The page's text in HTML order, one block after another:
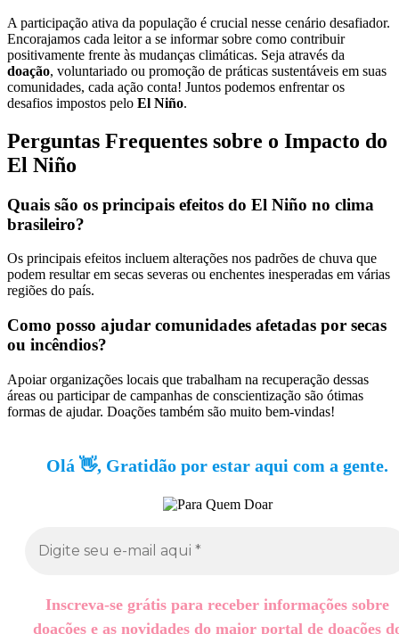
A participação ativa da população é crucial nesse cenário desafiador.
Encorajamos cada leitor a se informar sobre como contribuir
positivamente frente às mudanças climáticas. Seja através da
doação, voluntariado ou promoção de práticas sustentáveis em suas
comunidades, cada ação conta! Juntos podemos enfrentar os
desafios impostos pelo El Niño.
Perguntas Frequentes sobre o Impacto do
El Niño
Quais são os principais efeitos do El Niño no clima
brasileiro?
Os principais efeitos incluem alterações nos padrões de chuva que
podem resultar em secas severas ou enchentes inesperadas em várias
regiões do país.
Como posso ajudar comunidades afetadas por secas
ou incêndios?
Apoiar organizações locais que trabalham na recuperação dessas
áreas ou participar de campanhas de conscientização são ótimas
formas de ajudar. Doações também são muito bem-vindas!
Olá 👋, Gratidão por estar aqui com a gente.
Inscreva-se grátis para receber informações sobre
doações e as novidades do maior portal de doações